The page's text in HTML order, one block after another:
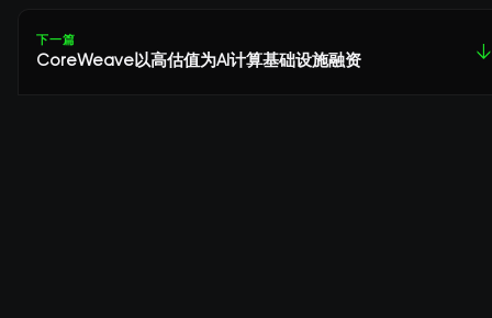
下一篇
CoreWeave以高估值为AI计算基础设施融资 ↓